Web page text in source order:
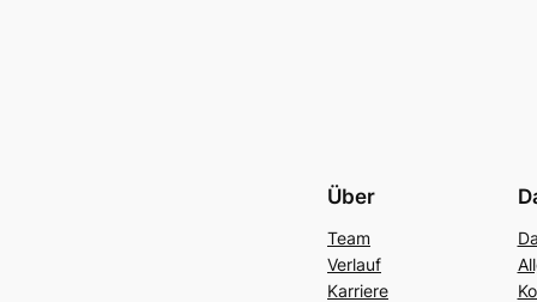
Über
Team
Verlauf
Karriere